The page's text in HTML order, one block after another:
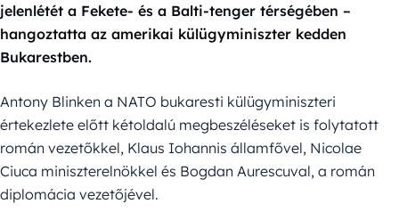
jelenlétét a Fekete- és a Balti-tenger térségében –
hangoztatta az amerikai külügyminiszter kedden
Bukarestben.
Antony Blinken a NATO bukaresti külügyminiszteri
értekezlete előtt kétoldalú megbeszéléseket is folytatott
román vezetőkkel, Klaus Iohannis államfővel, Nicolae
Ciuca miniszterelnökkel és Bogdan Aurescuval, a román
diplomácia vezetőjével.